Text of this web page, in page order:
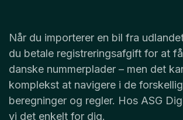
Når du importerer en bil fra
du betale registreringsafgift for at
danske nummerplader – men det
komplekst at navigere i de
beregninger og regler. Hos ASG
vi det enkelt for dig.